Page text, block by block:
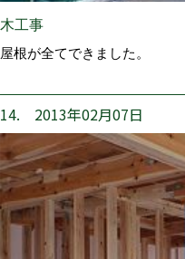
木工事
屋根が全てできました。
14. 2013年02月07日